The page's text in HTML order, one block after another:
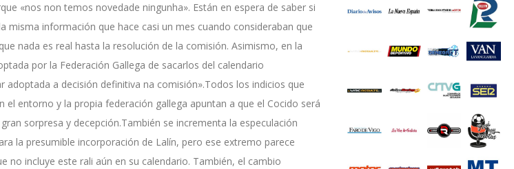
«nos non temos novedade ningunha». Están en espera de saber si
misma información que hace casi un mes cuando consideraban que
nada es real hasta la resolución de la comisión. Asimismo, en la
por la Federación Gallega de sacarlos del calendario
adoptada a decisión definitiva na comisión».Todos los indicios que
el entorno y la propia federación gallega apuntan a que el Cocido será
sorpresa y decepción.También se incrementa la especulación
la presumible incorporación de Lalín, pero ese extremo parece
no incluye este rali aún en su calendario. También, el cambio